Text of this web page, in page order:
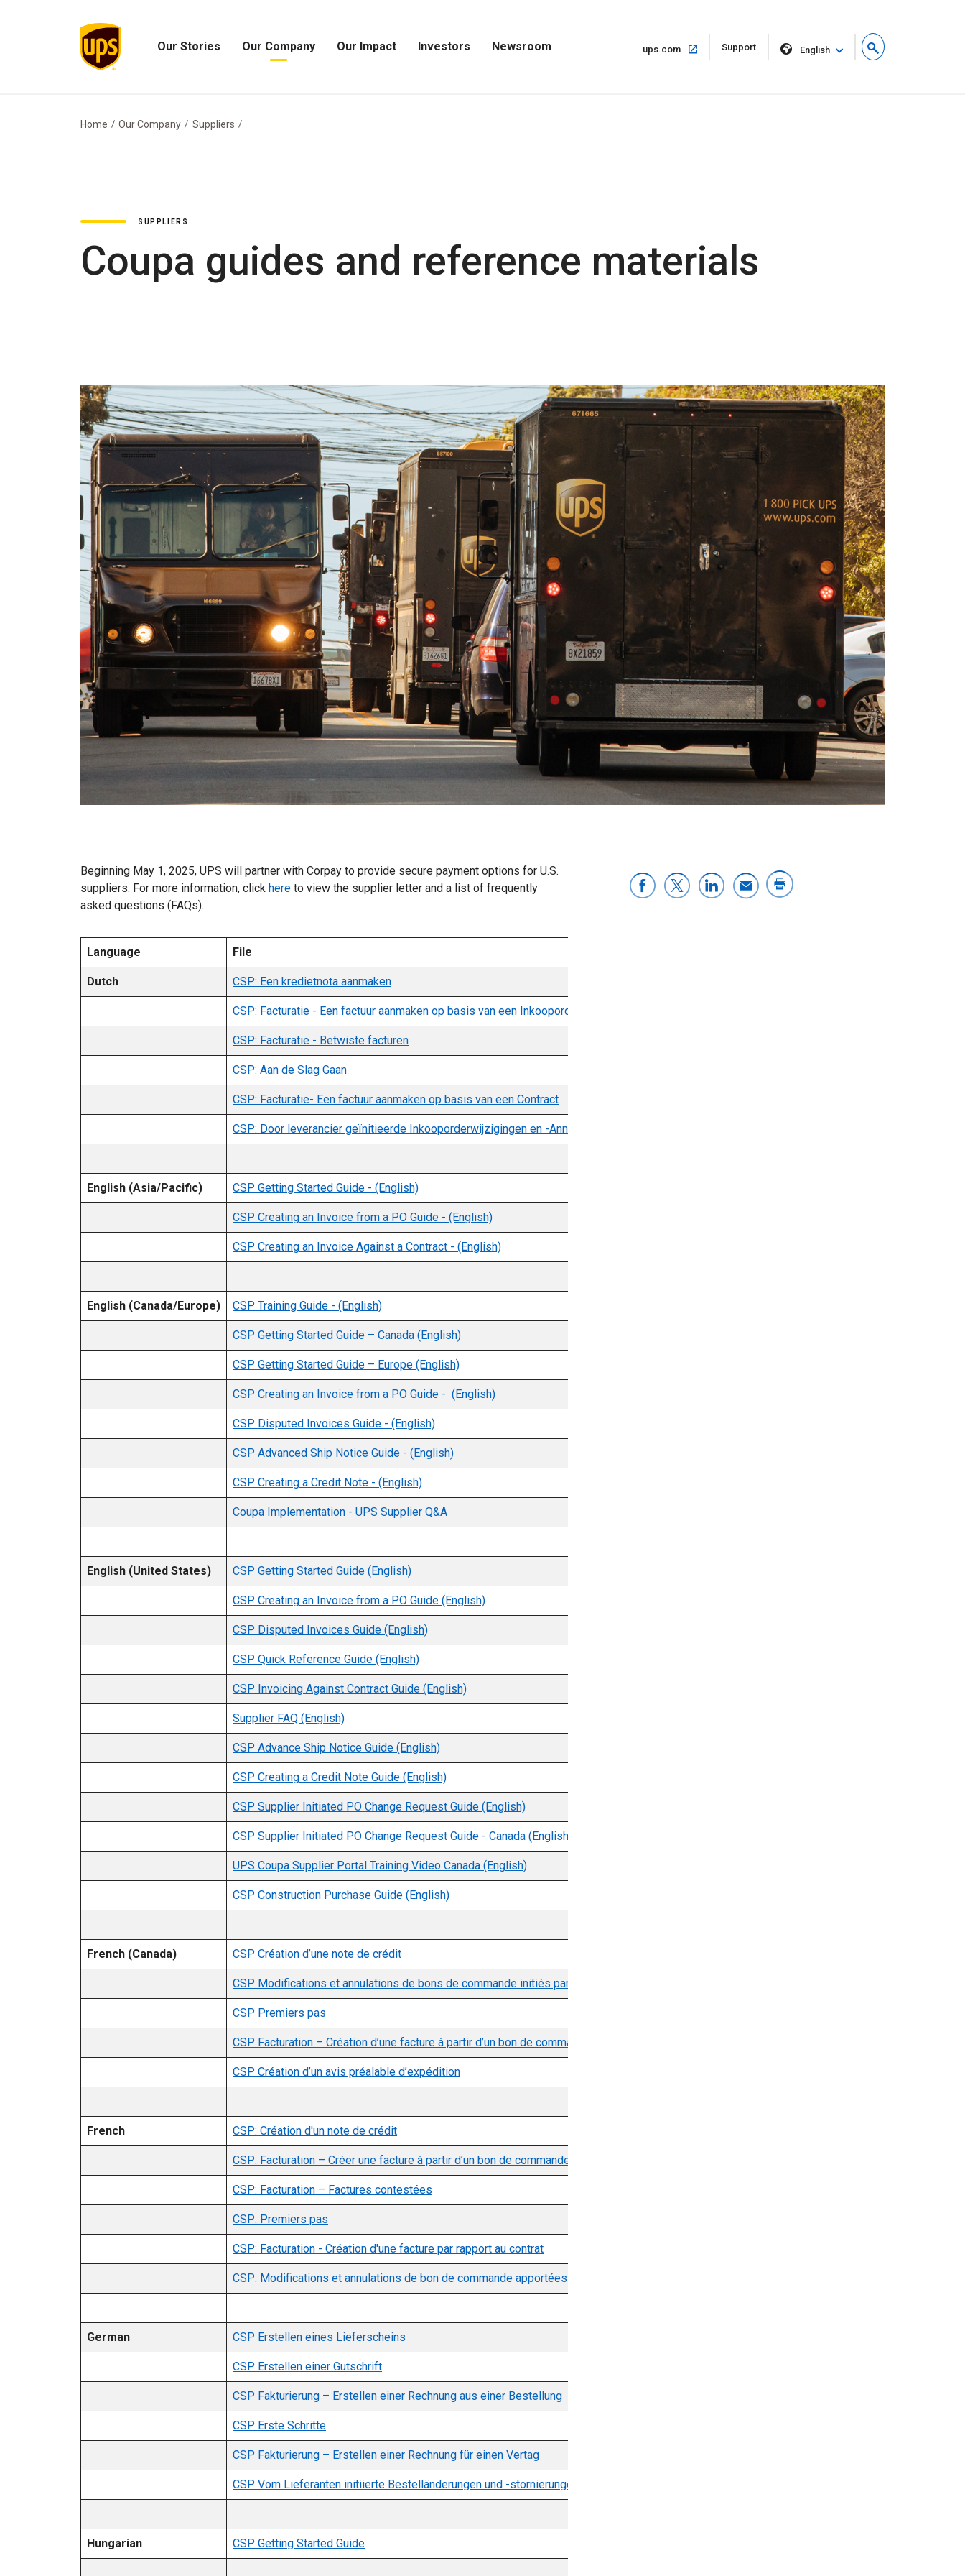
Our Stories Our Company Our Impact Investors Newsroom ups.com
Open
in
Support English
Home Our Company Suppliers
SUPPLIERS
Coupa guides and reference materials
Beginning May 1, 2025, UPS will partner with Corpay to provide secure payment options for U.S.
suppliers. For more information, click here to view the supplier letter and a list of frequently
asked questions (FAQs).
Language File
Dutch CSP: Een kredietnota aanmaken
CSP: Facturatie - Een factuur aanmaken op basis van een Inkooporder
CSP: Facturatie - Betwiste facturen
CSP: Aan de Slag Gaan
CSP: Facturatie- Een factuur aanmaken op basis van een Contract
CSP: Door leverancier geïnitieerde Inkooporderwijzigingen en -Annuleringen
English (Asia/Pacific) CSP Getting Started Guide - (English)
CSP Creating an Invoice from a PO Guide - (English)
CSP Creating an Invoice Against a Contract - (English)
English (Canada/Europe) CSP Training Guide - (English)
CSP Getting Started Guide – Canada (English)
CSP Getting Started Guide – Europe (English)
CSP Creating an Invoice from a PO Guide - (English)
CSP Disputed Invoices Guide - (English)
CSP Advanced Ship Notice Guide - (English)
CSP Creating a Credit Note - (English)
Coupa Implementation - UPS Supplier Q&A
English (United States) CSP Getting Started Guide (English)
CSP Creating an Invoice from a PO Guide (English)
CSP Disputed Invoices Guide (English)
CSP Quick Reference Guide (English)
CSP Invoicing Against Contract Guide (English)
Supplier FAQ (English)
CSP Advance Ship Notice Guide (English)
CSP Creating a Credit Note Guide (English)
CSP Supplier Initiated PO Change Request Guide (English)
CSP Supplier Initiated PO Change Request Guide - Canada (English)
UPS Coupa Supplier Portal Training Video Canada (English)
CSP Construction Purchase Guide (English)
French (Canada) CSP Création d’une note de crédit
CSP Modifications et annulations de bons de commande initiés par le fournisseur
CSP Premiers pas
CSP Facturation – Création d’une facture à partir d’un bon de commande
CSP Création d’un avis préalable d’expédition
French CSP: Création d'un note de crédit
CSP: Facturation – Créer une facture à partir d’un bon de commande
CSP: Facturation – Factures contestées
CSP: Premiers pas
CSP: Facturation - Création d'une facture par rapport au contrat
CSP: Modifications et annulations de bon de commande apportées par le fournisseur
German CSP Erstellen eines Lieferscheins
CSP Erstellen einer Gutschrift
CSP Fakturierung – Erstellen einer Rechnung aus einer Bestellung
CSP Erste Schritte
CSP Fakturierung – Erstellen einer Rechnung für einen Vertag
CSP Vom Lieferanten initiierte Bestelländerungen und -stornierungen Häufig gestellte Fragen zum UPS-Anbieter
Hungarian CSP Getting Started Guide